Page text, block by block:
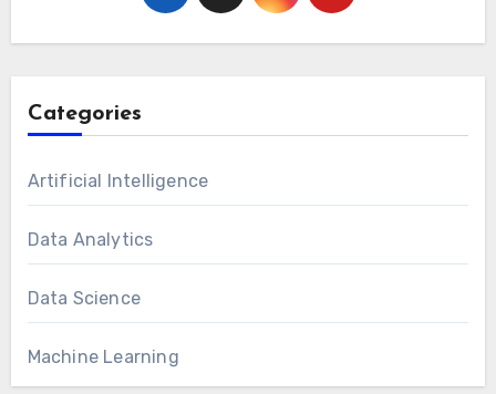
Categories
Artificial Intelligence
Data Analytics
Data Science
Machine Learning